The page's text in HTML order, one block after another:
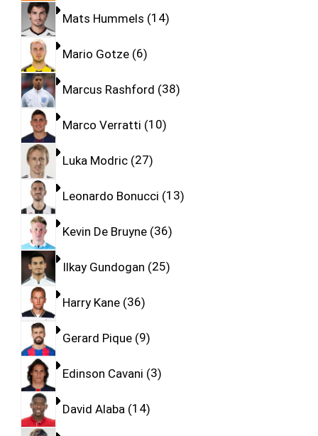
Mats Hummels 14
Mario Gotze 6
Marcus Rashford 38
Marco Verratti 10
Luka Modric 27
Leonardo Bonucci 13
Kevin De Bruyne 36
Ilkay Gundogan 25
Harry Kane 36
Gerard Pique 9
Edinson Cavani 3
David Alaba 14